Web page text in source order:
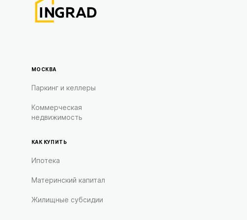
МОСКВА
Паркинг и келлеры
Коммерческая
недвижимость
КАК КУПИТЬ
Ипотека
Материнский капитал
Жилищные субсидии